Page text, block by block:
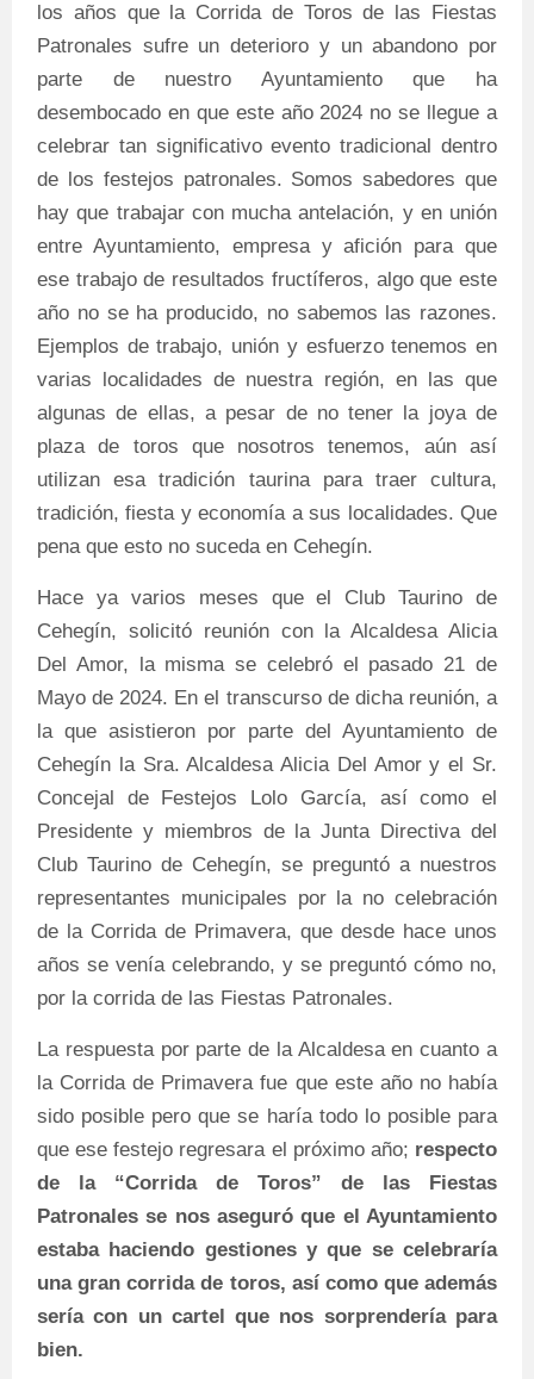
los años que la Corrida de Toros de las Fiestas
Patronales sufre un deterioro y un abandono por
parte de nuestro Ayuntamiento que ha
desembocado en que este año 2024 no se llegue a
celebrar tan significativo evento tradicional dentro
de los festejos patronales. Somos sabedores que
hay que trabajar con mucha antelación, y en unión
entre Ayuntamiento, empresa y afición para que
ese trabajo de resultados fructíferos, algo que este
año no se ha producido, no sabemos las razones.
Ejemplos de trabajo, unión y esfuerzo tenemos en
varias localidades de nuestra región, en las que
algunas de ellas, a pesar de no tener la joya de
plaza de toros que nosotros tenemos, aún así
utilizan esa tradición taurina para traer cultura,
tradición, fiesta y economía a sus localidades. Que
pena que esto no suceda en Cehegín.
Hace ya varios meses que el Club Taurino de
Cehegín, solicitó reunión con la Alcaldesa Alicia
Del Amor, la misma se celebró el pasado 21 de
Mayo de 2024. En el transcurso de dicha reunión, a
la que asistieron por parte del Ayuntamiento de
Cehegín la Sra. Alcaldesa Alicia Del Amor y el Sr.
Concejal de Festejos Lolo García, así como el
Presidente y miembros de la Junta Directiva del
Club Taurino de Cehegín, se preguntó a nuestros
representantes municipales por la no celebración
de la Corrida de Primavera, que desde hace unos
años se venía celebrando, y se preguntó cómo no,
por la corrida de las Fiestas Patronales.
La respuesta por parte de la Alcaldesa en cuanto a
la Corrida de Primavera fue que este año no había
sido posible pero que se haría todo lo posible para
que ese festejo regresara el próximo año; respecto
de la “Corrida de Toros” de las Fiestas
Patronales se nos aseguró que el Ayuntamiento
estaba haciendo gestiones y que se celebraría
una gran corrida de toros, así como que además
sería con un cartel que nos sorprendería para
bien.